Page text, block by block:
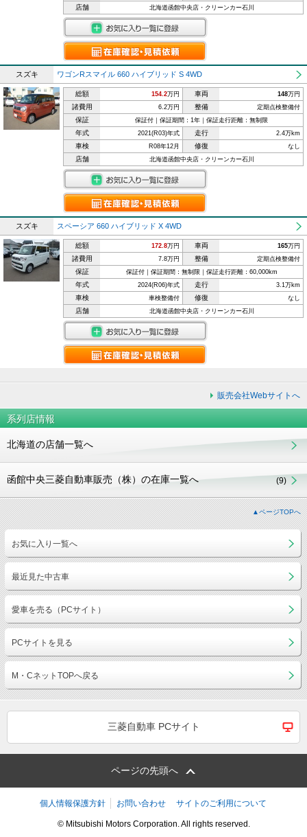
店舗 北海道函館中央店・クリーンカー石川
スズキ ワゴンRスマイル 660 ハイブリッド S 4WD
総額 154.2万円 車両 148万円
諸費用 6.2万円 整備 定期点検整備付
保証 保証付｜保証期間：1年｜保証走行距離：無制限
年式 2021(R03)年式 走行 2.4万km
車検 R08年12月 修復 なし
店舗 北海道函館中央店・クリーンカー石川
スズキ スペーシア 660 ハイブリッド X 4WD
総額 172.8万円 車両 165万円
諸費用 7.8万円 整備 定期点検整備付
保証 保証付｜保証期間：無制限｜保証走行距離：60,000km
年式 2024(R06)年式 走行 3.1万km
車検 車検整備付 修復 なし
店舗 北海道函館中央店・クリーンカー石川
販売会社Webサイトへ
系列店情報
北海道の店舗一覧へ
函館中央三菱自動車販売（株）の在庫一覧へ (9)
▲ページTOPへ
お気に入り一覧へ
最近見た中古車
愛車を売る（PCサイト）
PCサイトを見る
M・CネットTOPへ戻る
三菱自動車 PCサイト
ページの先頭へ
個人情報保護方針 お問い合わせ サイトのご利用について
© Mitsubishi Motors Corporation. All rights reserved.